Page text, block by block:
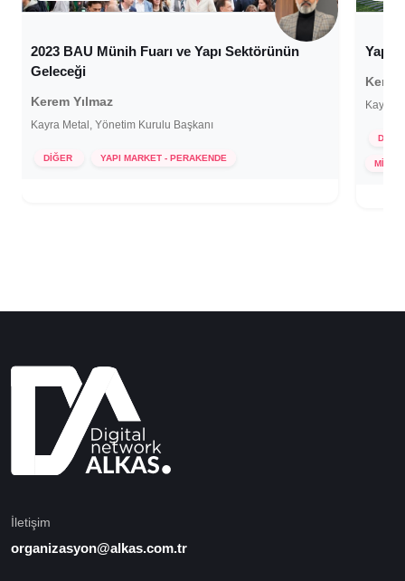
2023 BAU Münih Fuarı ve Yapı Sektörünün
Geleceği
Kerem Yılmaz
Kayra Metal, Yönetim Kurulu Başkanı
DİĞER YAPI MARKET - PERAKENDE
Kayra
İletişim
organizasyon@alkas.com.tr